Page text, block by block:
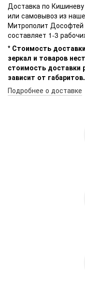
Доставка по
или самовывоз из
Митрополит Дософтей
составляет 1-3
* Стоимость
зеркал и товаров
стоимость доставки
зависит от габаритов.
Подробнее о доставке